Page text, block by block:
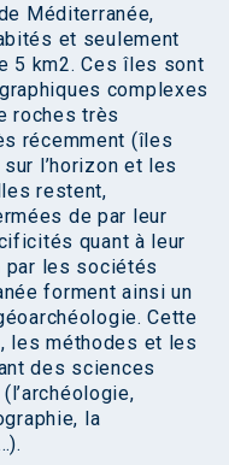
Méditerranée,
et seulement
5 km2. Ces îles sont
complexes
roches très
récemment (îles
l’horizon et les
restent,
de par leur
quant à leur
les sociétés
forment ainsi un
Cette
les méthodes et les
des sciences
la